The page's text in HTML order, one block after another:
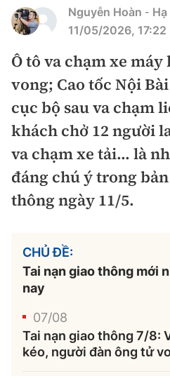
Cải chính
Vật liệu xây dựng
Giám định chất lượng
Quản lý đô thị
Đường bộ
Hàng không
Đường sắt
Đăng kiểm
Đường sắt tốc độ cao
Đường thủy
Đường sắt đô thị
Mời thầu - Đấu thầu
Thị trường
Tài chính
Chứng khoán
Bảo hiểm
Doanh nghiệp
Pháp luật
Thanh tra
An ninh hình sự
Điều tra
Pháp đình
Hỏi - Đáp
An toàn giao thông
Giao thông 24h
ATGT địa phương
Văn hóa giao thông
Chung tay vì ATGT
Gương sáng giao thông
Chất lượng sống
Giáo dục
Y tế
Lao động - Công đoàn
Văn hóa - Giải Trí
Văn hóa
Điện ảnh
Âm nhạc
Thể thao
Bình luận
360 độ thể thao
Công nghệ
Công nghệ mới
Sản phẩm mới
Tư vấn
Thế giới
Thời sự Quốc tế
Hồ sơ tài liệu
Đi ++
Du lịch
Nguyễn Hoàn -
11/05/2026, 17:22
Ô tô va chạm xe
vong; Cao tốc Nội
cục bộ sau va chạm
khách chở 12 người
va chạm xe tải… là
đáng chú ý trong
thông ngày 11/5.
CHỦ ĐỀ:
Tai nạn giao thông mới
nay
07/08
Tai nạn giao thông 7/8:
kéo, người đàn ông tử